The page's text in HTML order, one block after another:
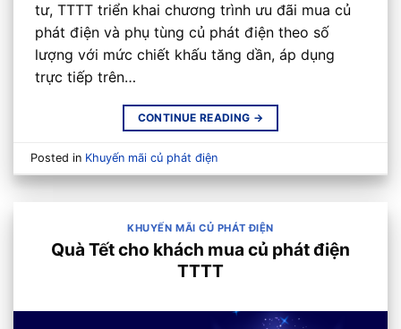
tư, TTTT triển khai chương trình ưu đãi mua củ
phát điện và phụ tùng củ phát điện theo số
lượng với mức chiết khấu tăng dần, áp dụng
trực tiếp trên…
CONTINUE READING →
Posted in Khuyến mãi củ phát điện
KHUYẾN MÃI CỦ PHÁT ĐIỆN
Quà Tết cho khách mua củ phát điện
TTTT